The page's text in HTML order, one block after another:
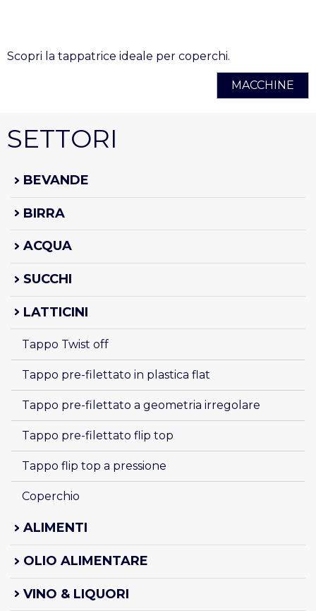
Scopri la tappatrice ideale per coperchi.
MACCHINE
SETTORI
BEVANDE
BIRRA
ACQUA
SUCCHI
LATTICINI
Tappo Twist off
Tappo pre-filettato in plastica flat
Tappo pre-filettato a geometria irregolare
Tappo pre-filettato flip top
Tappo flip top a pressione
Coperchio
ALIMENTI
OLIO ALIMENTARE
VINO & LIQUORI